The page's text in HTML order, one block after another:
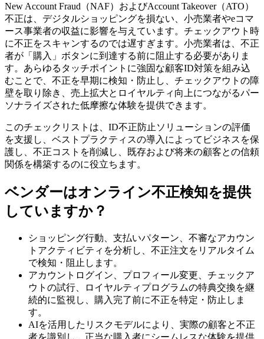
New Account Fraud（NAF）およびAccount Takeover（ATO）
不正は、デジタルショッピングを損ない、小売業者やeコマ
ース事業者の収益に影響を与えています。チェックアウト時
に不正をスキャンするのでは遅すぎます。小売業者は、不正
者が「購入」ボタンに到達する前に阻止する必要がありま
す。あらゆるタッチポイントに強固な顧客ID対策を組み込
むことで、不正を早期に検知・防止し、チェックアウトの障
壁を取り除き、売上拡大とロイヤルティ向上につながるパー
ソナライズされた低摩擦な体験を提供できます。
このチェックリストは、ID不正防止ソリューションの評価
を支援し、ベストプラクティスの導入によってビジネスを保
護し、不正コストを削減し、既存および将来の顧客との信頼
関係を構築するのに役立ちます。
ベンダーはオンライン不正検知を提供
していますか？
ショッピング行動、支払いパターン、不審なアカウン
トアクティビティを分析し、不正注文をリアルタイム
で検知・阻止します。
アカウントログイン、プロフィール変更、チェックア
ウトの試行、ロイヤルティプログラムの特典交換を継
続的に監視し、購入完了前に不正を特定・防止しま
す。
AIを活用したリスクモデルにより、実際の顧客と不正
者を識別し、正当な購入者にシームレスな体験を提供